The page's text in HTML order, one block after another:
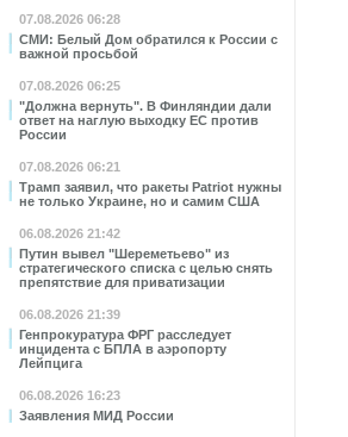
07.08.2026 06:28
СМИ: Белый Дом обратился к России с
важной просьбой
07.08.2026 06:25
"Должна вернуть". В Финляндии дали
ответ на наглую выходку ЕС против
России
07.08.2026 06:21
Трамп заявил, что ракеты Patriot нужны
не только Украине, но и самим США
06.08.2026 21:42
Путин вывел "Шереметьево" из
стратегического списка с целью снять
препятствие для приватизации
06.08.2026 21:39
Генпрокуратура ФРГ расследует
инцидента с БПЛА в аэропорту
Лейпцига
06.08.2026 16:23
Заявления МИД России